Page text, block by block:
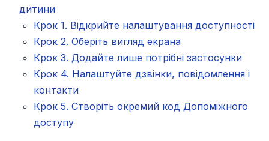
дитини
Крок 1. Відкрийте налаштування доступності
Крок 2. Оберіть вигляд екрана
Крок 3. Додайте лише потрібні застосунки
Крок 4. Налаштуйте дзвінки, повідомлення і
контакти
Крок 5. Створіть окремий код Допоміжного
доступу